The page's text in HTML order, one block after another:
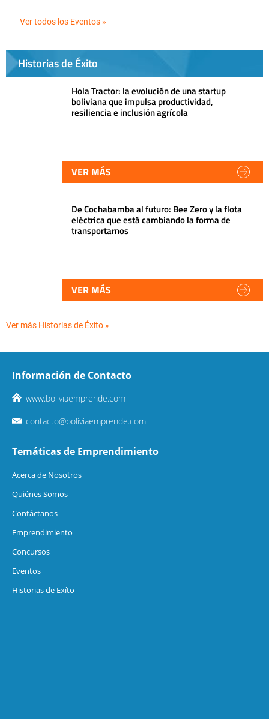
Ver todos los Eventos »
Historias de Éxito
Hola Tractor: la evolución de una startup
boliviana que impulsa productividad,
resiliencia e inclusión agrícola
VER MÁS
De Cochabamba al futuro: Bee Zero y la flota
eléctrica que está cambiando la forma de
transportarnos
VER MÁS
Ver más Historias de Éxito »
Información de Contacto
www.boliviaemprende.com
contacto@boliviaemprende.com
Temáticas de Emprendimiento
Acerca de Nosotros
Quiénes Somos
Contáctanos
Emprendimiento
Concursos
Eventos
Historias de Exíto